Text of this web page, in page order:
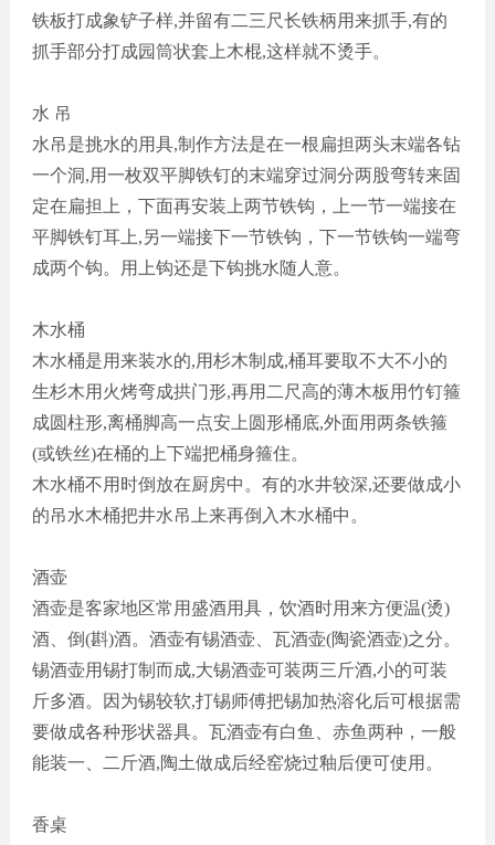
铁板打成象铲子样,并留有二三尺长铁柄用来抓手,有的
抓手部分打成园筒状套上木棍,这样就不烫手。
水 吊
水吊是挑水的用具,制作方法是在一根扁担两头末端各钻
一个洞,用一枚双平脚铁钉的末端穿过洞分两股弯转来固
定在扁担上，下面再安装上两节铁钩，上一节一端接在
平脚铁钉耳上,另一端接下一节铁钩，下一节铁钩一端弯
成两个钩。用上钩还是下钩挑水随人意。
木水桶
木水桶是用来装水的,用杉木制成,桶耳要取不大不小的
生杉木用火烤弯成拱门形,再用二尺高的薄木板用竹钉箍
成圆柱形,离桶脚高一点安上圆形桶底,外面用两条铁箍
(或铁丝)在桶的上下端把桶身箍住。
木水桶不用时倒放在厨房中。有的水井较深,还要做成小
的吊水木桶把井水吊上来再倒入木水桶中。
酒壶
酒壶是客家地区常用盛酒用具，饮酒时用来方便温(烫)
酒、倒(斟)酒。酒壶有锡酒壶、瓦酒壶(陶瓷酒壶)之分。
锡酒壶用锡打制而成,大锡酒壶可装两三斤酒,小的可装
斤多酒。因为锡较软,打锡师傅把锡加热溶化后可根据需
要做成各种形状器具。瓦酒壶有白鱼、赤鱼两种，一般
能装一、二斤酒,陶土做成后经窑烧过釉后便可使用。
香桌